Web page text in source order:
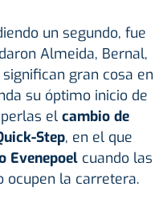
un segundo, fue
Almeida, Bernal,
gran cosa en
su óptimo inicio de
el cambio de
Step, en el que
Evenepoel cuando las
ocupen la carretera.